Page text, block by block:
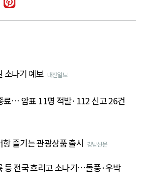
소나기 예보 대전일보
료… 암표 11명 적발·112 신고 26건
즐기는 관광상품 출시 경남신문
등 전국 흐리고 소나기…돌풍·우박